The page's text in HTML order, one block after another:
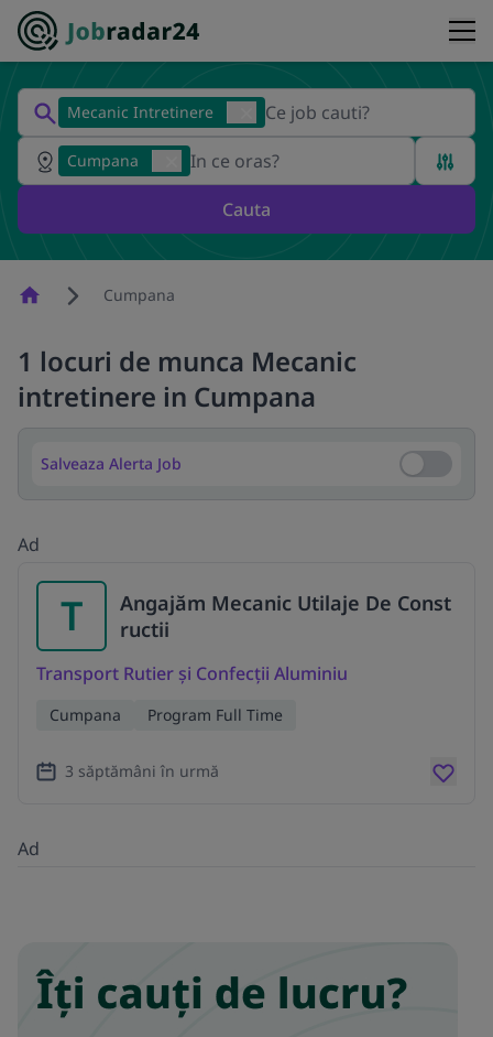
Mecanic Intretinere
Cumpana
Cauta
HomepageCumpana
1 locuri de munca Mecanic
intretinere in Cumpana
Salveaza Alerta Job Salveaza
Ad
T
Angajăm Mecanic Utilaje De Const
ructii
Transport Rutier și Confecții Aluminiu
Cumpana Program Full Time
3 săptămâni în urmă
Ad